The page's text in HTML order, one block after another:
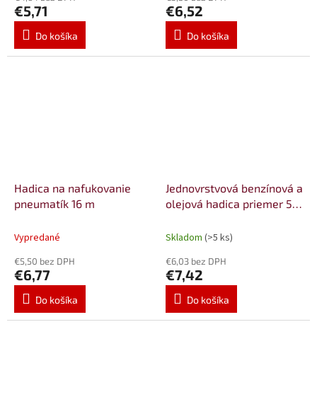
€5,71
Do košíka
€6,52
Do košíka
Hadica na nafukovanie
pneumatík 16 m
Vypredané
€5,50 bez DPH
€6,77
Do košíka
Jednovrstvová benzínová a
olejová hadica priemer 5
Skladom (>5 ks)
€6,03 bez DPH
€7,42
Do košíka